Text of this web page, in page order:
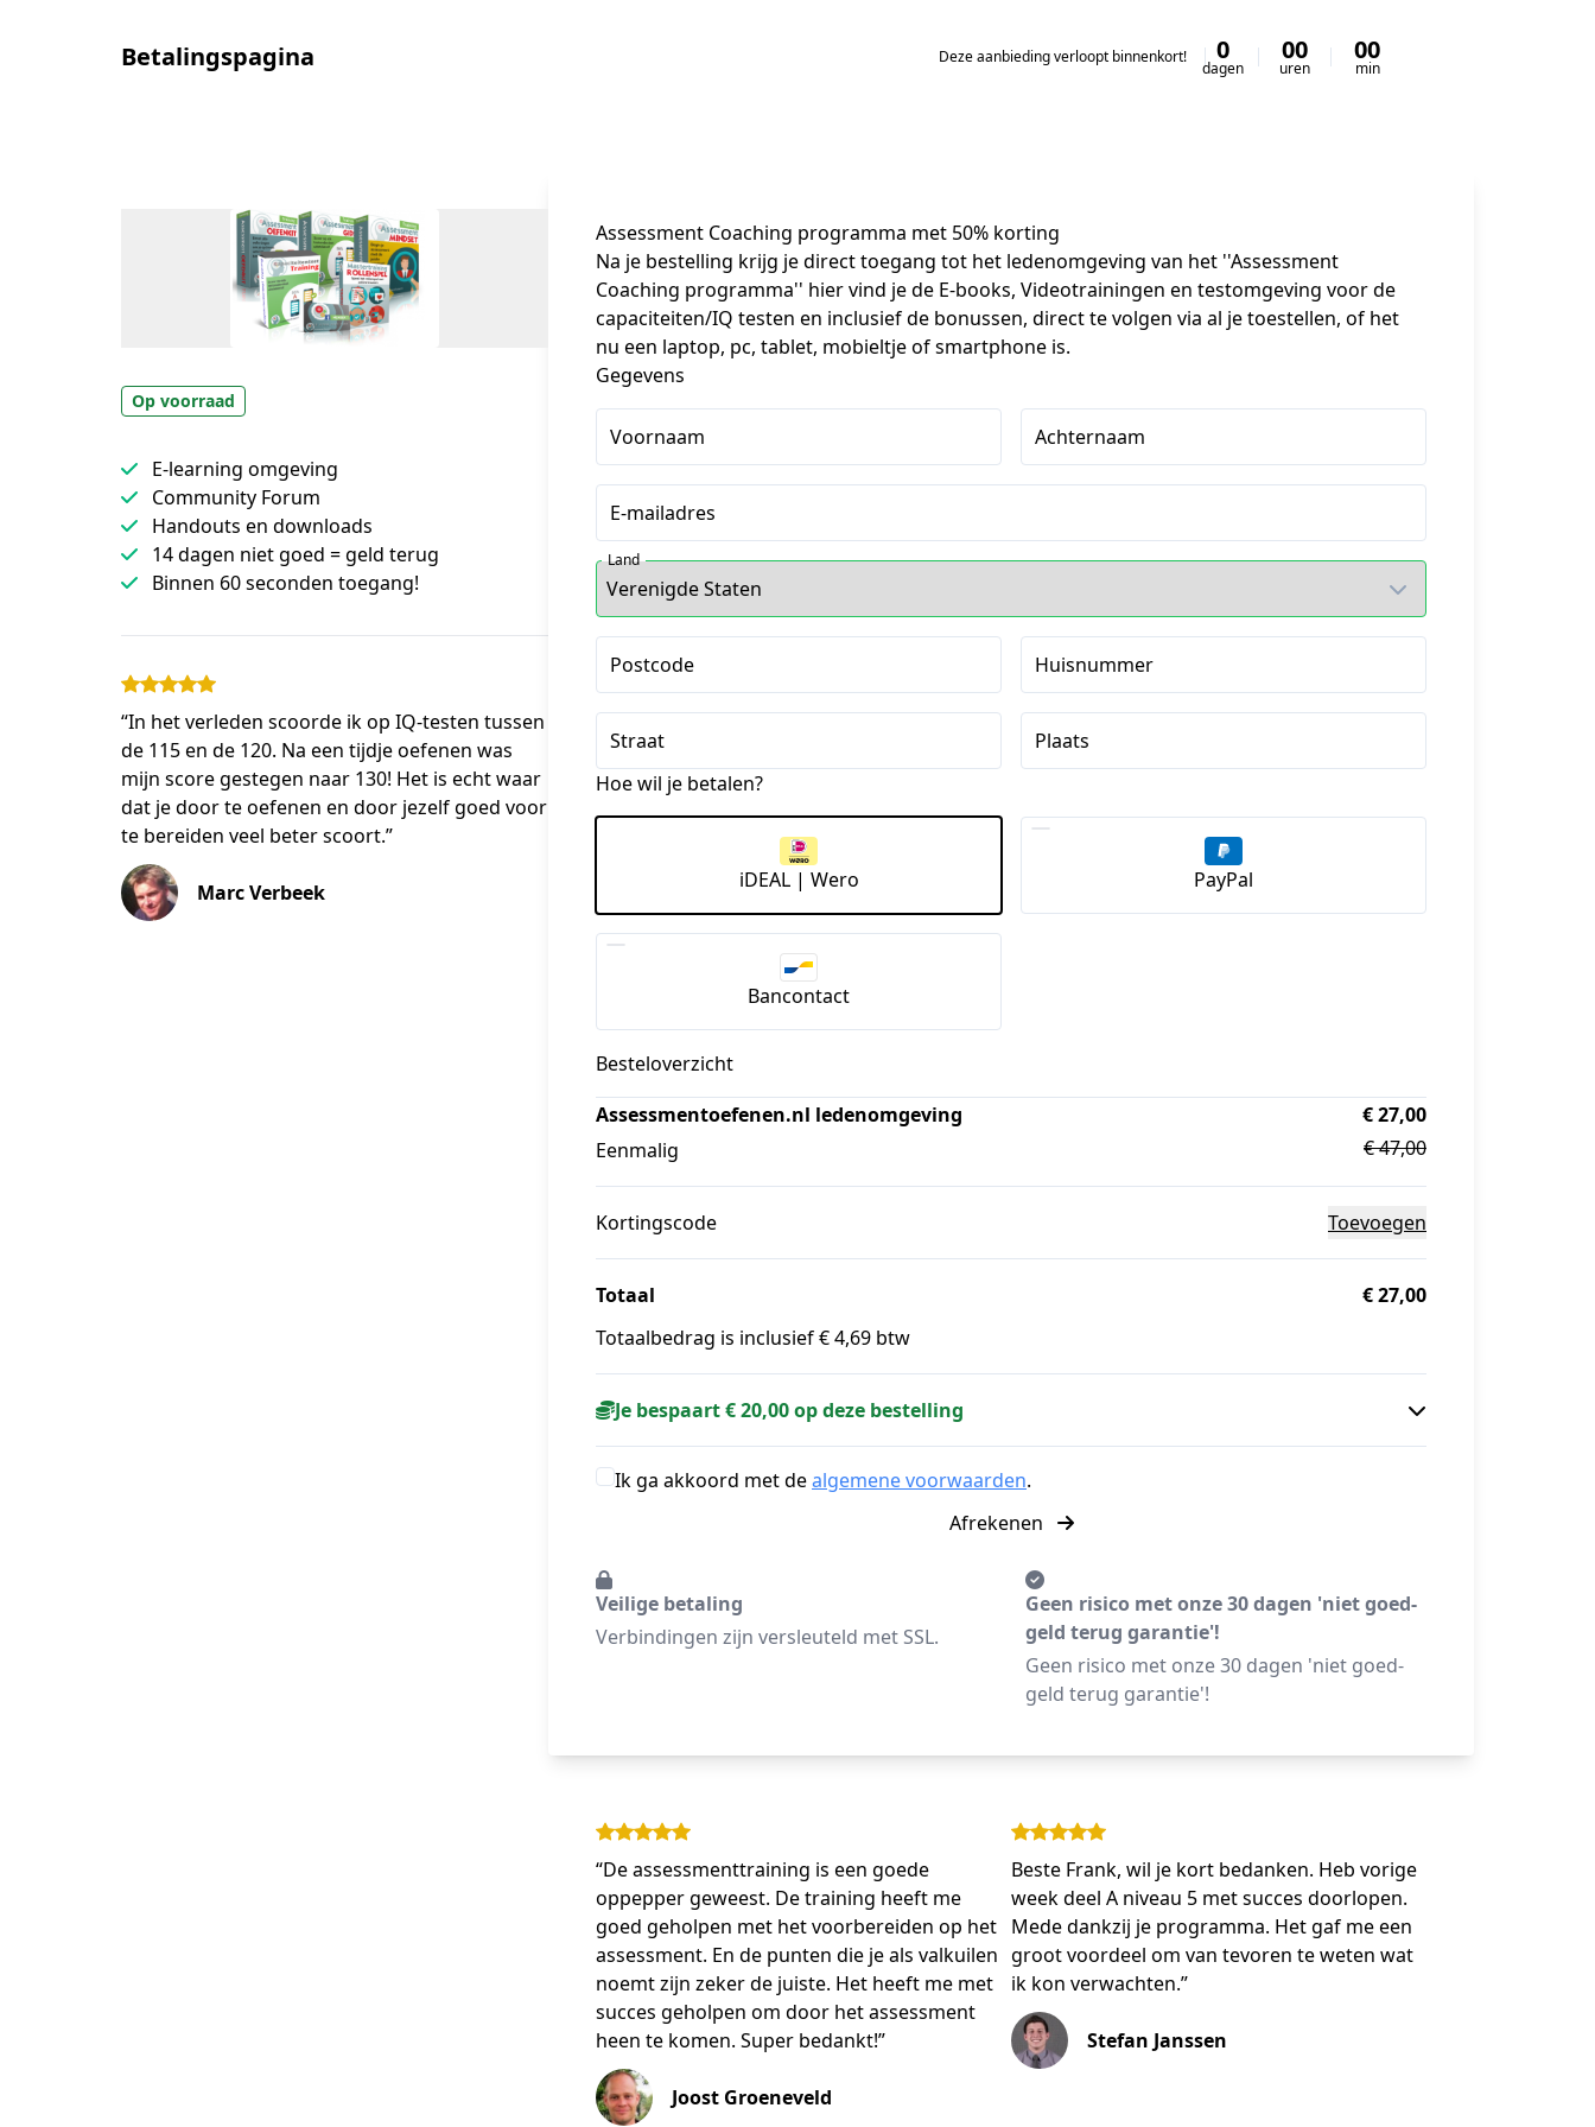
Betalingspagina Deze aanbieding verloopt binnenkort! 0
dagen
00
uren
00
min
Op voorraad
E-learning omgeving
Community Forum
Handouts en downloads
14 dagen niet goed = geld terug
Binnen 60 seconden toegang!
“In het verleden scoorde ik op IQ-testen tussen
de 115 en de 120. Na een tijdje oefenen was
mijn score gestegen naar 130! Het is echt waar
dat je door te oefenen en door jezelf goed voor
te bereiden veel beter scoort.”
Marc Verbeek
Assessment Coaching programma met 50% korting
Na je bestelling krijg je direct toegang tot het ledenomgeving van het ''Assessment
Coaching programma'' hier vind je de E-books, Videotrainingen en testomgeving voor de
capaciteiten/IQ testen en inclusief de bonussen, direct te volgen via al je toestellen, of het
nu een laptop, pc, tablet, mobieltje of smartphone is.
Gegevens
Voornaam Achternaam
E-mailadres
Land
Postcode Huisnummer
Straat
Plaats
Hoe wil je betalen?
iDEAL | Wero PayPal
Bancontact
Besteloverzicht
Assessmentoefenen.nl ledenomgeving
Eenmalig
€ 27,00
€ 47,00
Kortingscode Toevoegen
Totaal
€ 27,00
Totaalbedrag is inclusief € 4,69 btw
Je bespaart € 20,00 op deze bestelling
Ik ga akkoord met dealgemene voorwaarden.
Afrekenen
Veilige betaling
Verbindingen zijn versleuteld met SSL.
Geen risico met onze 30 dagen 'niet goed-
geld terug garantie'!
Geen risico met onze 30 dagen 'niet goed-
geld terug garantie'!
“De assessmenttraining is een goede
oppepper geweest. De training heeft me
goed geholpen met het voorbereiden op het
assessment. En de punten die je als valkuilen
noemt zijn zeker de juiste. Het heeft me met
succes geholpen om door het assessment
heen te komen. Super bedankt!”
Joost Groeneveld
Beste Frank, wil je kort bedanken. Heb vorige
week deel A niveau 5 met succes doorlopen.
Mede dankzij je programma. Het gaf me een
groot voordeel om van tevoren te weten wat
ik kon verwachten.”
Stefan Janssen